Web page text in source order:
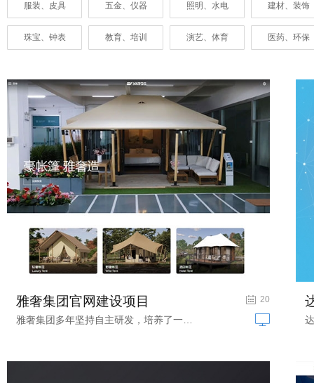
服装、皮具 五金、仪器 照明、水电 建材、装饰
珠宝、钟表 教育、培训 演艺、体育 医药、环保
酒店篷房|户外篷房|民宿帐篷网站建设
雅奢集团官网建设项目 20